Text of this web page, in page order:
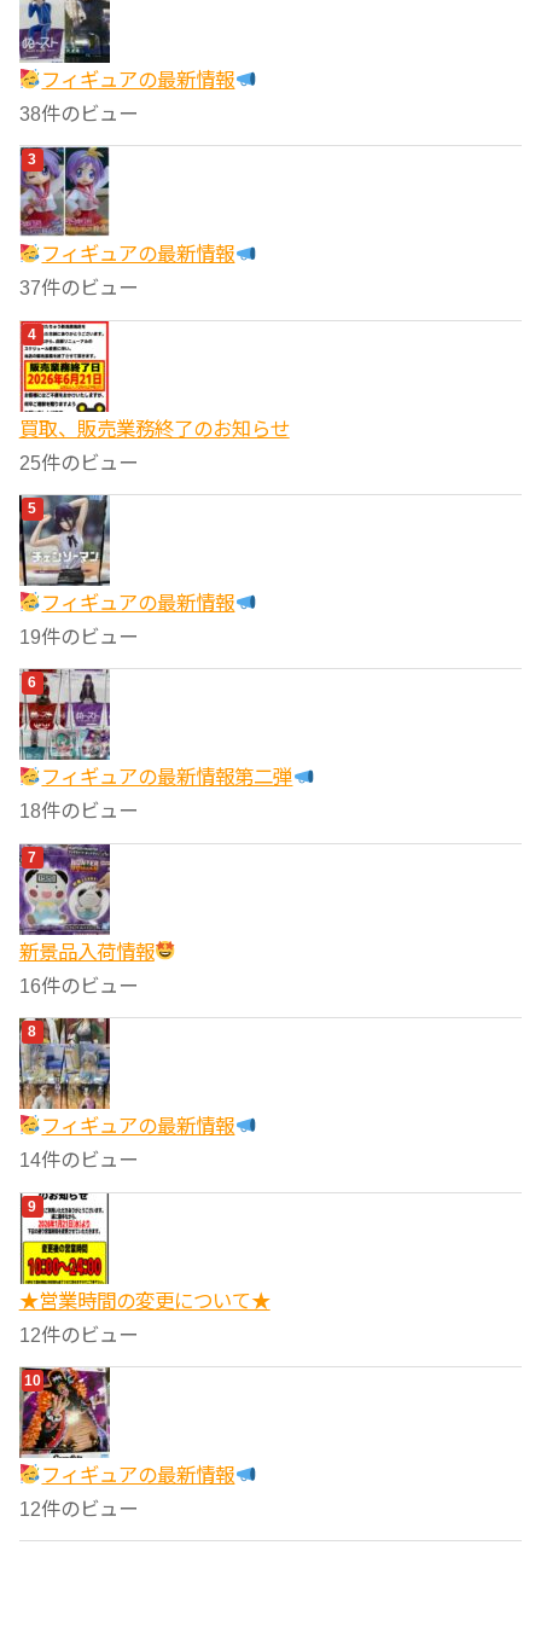
フィギュアの最新情報
38件のビュー
フィギュアの最新情報
37件のビュー
買取、販売業務終了のお知らせ
25件のビュー
フィギュアの最新情報
19件のビュー
フィギュアの最新情報第二弾
18件のビュー
‎新景品入荷情報
16件のビュー
フィギュアの最新情報
14件のビュー
★営業時間の変更について★
12件のビュー
フィギュアの最新情報
12件のビュー